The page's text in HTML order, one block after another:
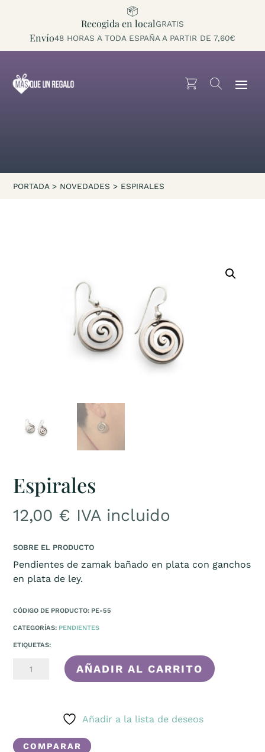
Recogida en localGRATIS
Envío48 HORAS A TODA ESPAÑA A PARTIR DE 7,60€
PORTADA > NOVEDADES > ESPIRALES
Espirales
12,00 € IVA incluido
SOBRE EL PRODUCTO
Pendientes de zamak bañado en plata con ganchos
en plata de ley.
CÓDIGO DE PRODUCTO: PE-55
CATEGORÍAS: PENDIENTES
ETIQUETAS:
AÑADIR AL CARRITO
Añadir a la lista de deseos
COMPARAR